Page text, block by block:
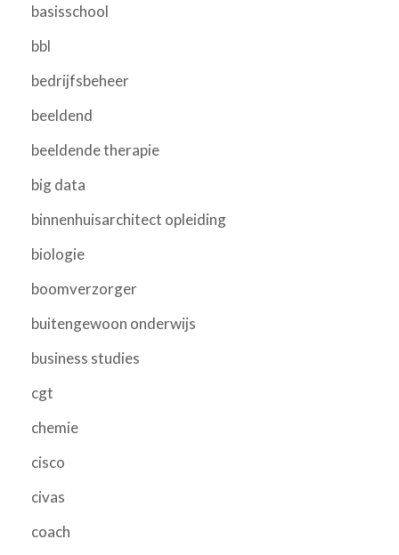
basisschool
bbl
bedrijfsbeheer
beeldend
beeldende therapie
big data
binnenhuisarchitect opleiding
biologie
boomverzorger
buitengewoon onderwijs
business studies
cgt
chemie
cisco
civas
coach